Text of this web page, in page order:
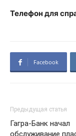
Телефон для
Facebook
Предыдущая статья
Гагра-Банк начал
обслуживание